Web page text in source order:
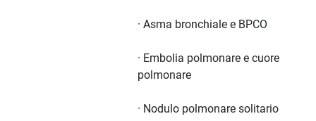
· Asma bronchiale e BPCO
· Embolia polmonare e cuore
polmonare
· Nodulo polmonare solitario